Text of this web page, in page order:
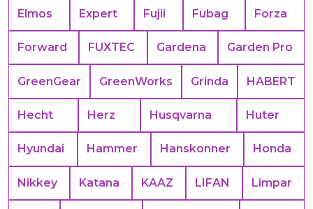
Elmos Expert Fujii Fubag Forza
Forward FUXTEC Gardena Garden Pro
GreenGear GreenWorks Grinda HABERT
Hecht Herz Husqvarna Huter
Hyundai Hammer Hanskonner Honda
Nikkey Katana KAAZ LIFAN Limpar